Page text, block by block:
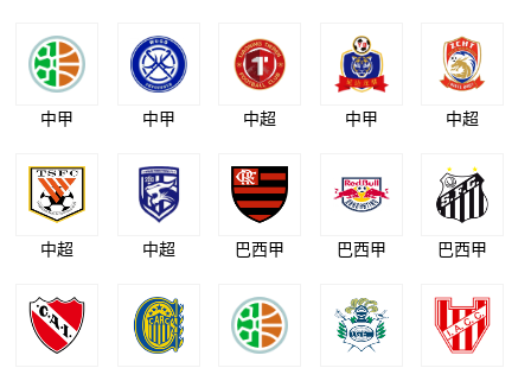
中甲 中甲 中超 中甲 中超
中超 中超 巴西甲 巴西甲 巴西甲